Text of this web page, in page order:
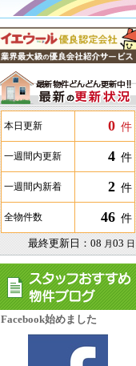
本日更新 0 件
一週間内更新 4 件
一週間内新着 2 件
全物件数 46 件
最終更新日：08 月03 日
Facebook始めました